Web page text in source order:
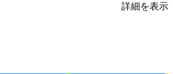
詳細を表示